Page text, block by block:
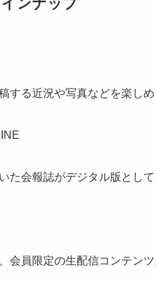
する近況や写真などを楽し
た会報誌がデジタル版として
会員限定の生配信コンテンツ